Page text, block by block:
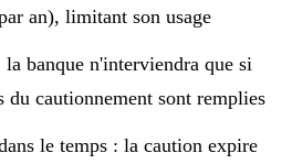
an), limitant son usage
banque n'interviendra que si
du cautionnement sont remplies
le temps : la caution expire